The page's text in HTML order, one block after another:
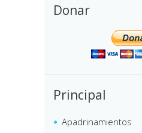
Donar
Principal
Apadrinamientos